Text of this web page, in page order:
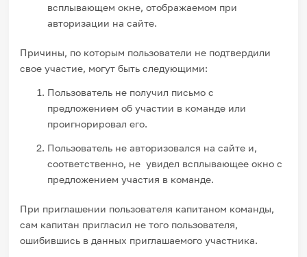
всплывающем окне, отображаемом при
авторизации на сайте.
Причины, по которым пользователи не подтвердили
свое участие, могут быть следующими:
Пользователь не получил письмо с
предложением об участии в команде или
проигнорировал его.
Пользователь не авторизовался на сайте и,
соответственно, не увидел всплывающее окно с
предложением участия в команде.
При приглашении пользователя капитаном команды,
сам капитан пригласил не того пользователя,
ошибившись в данных приглашаемого участника.